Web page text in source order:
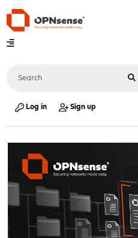
Log in Sign up